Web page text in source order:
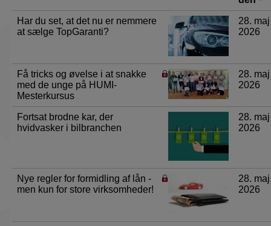
Har du set, at det nu er nemmere
at sælge TopGaranti?
28. maj
2026
Få tricks og øvelse i at snakke
med de unge på HUMI-
Mesterkursus
28. maj
2026
Fortsat brodne kar, der
hvidvasker i bilbranchen
28. maj
2026
Nye regler for formidling af lån -
men kun for store virksomheder!
28. maj
2026